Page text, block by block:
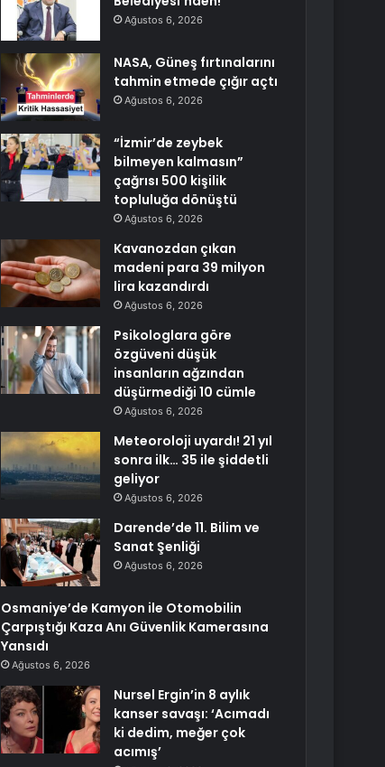
Ağustos 6, 2026
NASA, Güneş fırtınalarını
tahmin etmede çığır açtı
Ağustos 6, 2026
“İzmir’de zeybek
bilmeyen kalmasın”
çağrısı 500 kişilik
topluluğa dönüştü
Ağustos 6, 2026
Kavanozdan çıkan
madeni para 39 milyon
lira kazandırdı
Ağustos 6, 2026
Psikologlara göre
özgüveni düşük
insanların ağzından
düşürmediği 10 cümle
Ağustos 6, 2026
Meteoroloji uyardı! 21 yıl
sonra ilk… 35 ile şiddetli
geliyor
Ağustos 6, 2026
Darende’de 11. Bilim ve
Sanat Şenliği
Ağustos 6, 2026
Osmaniye’de Kamyon ile Otomobilin
Çarpıştığı Kaza Anı Güvenlik Kamerasına
Yansıdı
Ağustos 6, 2026
Nursel Ergin’in 8 aylık
kanser savaşı: ‘Acımadı
ki dedim, meğer çok
acımış’